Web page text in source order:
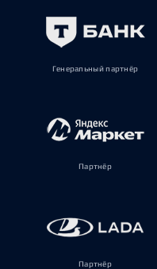
Генеральный партнёр
Партнёр
Партнёр